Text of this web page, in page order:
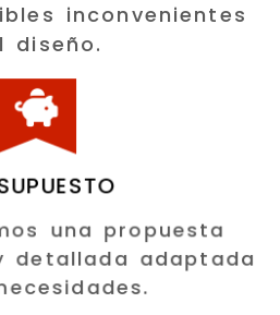
inconvenientes
diseño.
una propuesta
detallada adaptada